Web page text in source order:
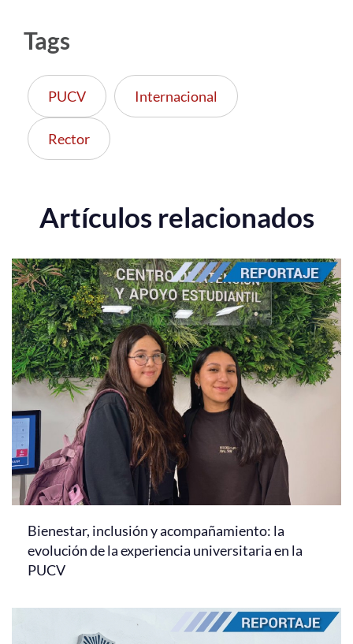
Tags
PUCV Internacional
Rector
Artículos relacionados
Bienestar, inclusión y acompañamiento: la
evolución de la experiencia universitaria en la
PUCV